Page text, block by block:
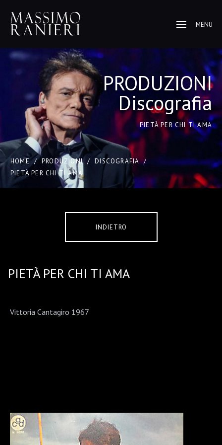
MENU
PRODUZIONI
Discografia
PIETÀ PER CHI TI AMA
HOME / PRODUZIONI / DISCOGRAFIA /
PIETÀ PER CHI TI AMA
INDIETRO
PIETÀ PER CHI TI AMA
Vittoria Cantagiro 1967